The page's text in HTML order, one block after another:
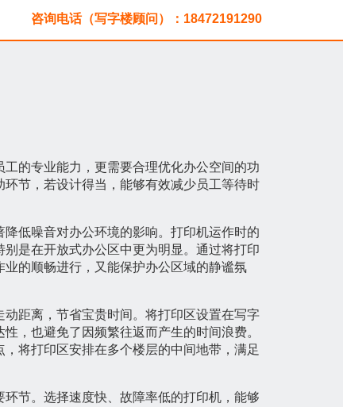
咨询电话（写字楼顾问）：18472191290
的专业能力，更需要合理优化办公空间的功
节，若设计得当，能够有效减少员工等待时
低噪音对办公环境的影响。打印机运作时的
是在开放式办公区中更为明显。通过将打印
的顺畅进行，又能保护办公区域的静谧氛
距离，节省宝贵时间。将打印区设置在写字
，也避免了因频繁往返而产生的时间浪费。
将打印区安排在多个楼层的中间地带，满足
节。选择速度快、故障率低的打印机，能够